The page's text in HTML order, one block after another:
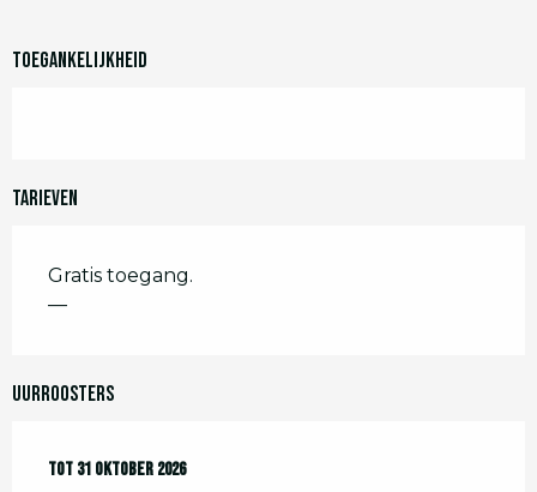
Toegankelijkheid
Tarieven
Gratis toegang.
—
Uurroosters
Vanaf1 april 2026tot
Tot 31 oktober 2026